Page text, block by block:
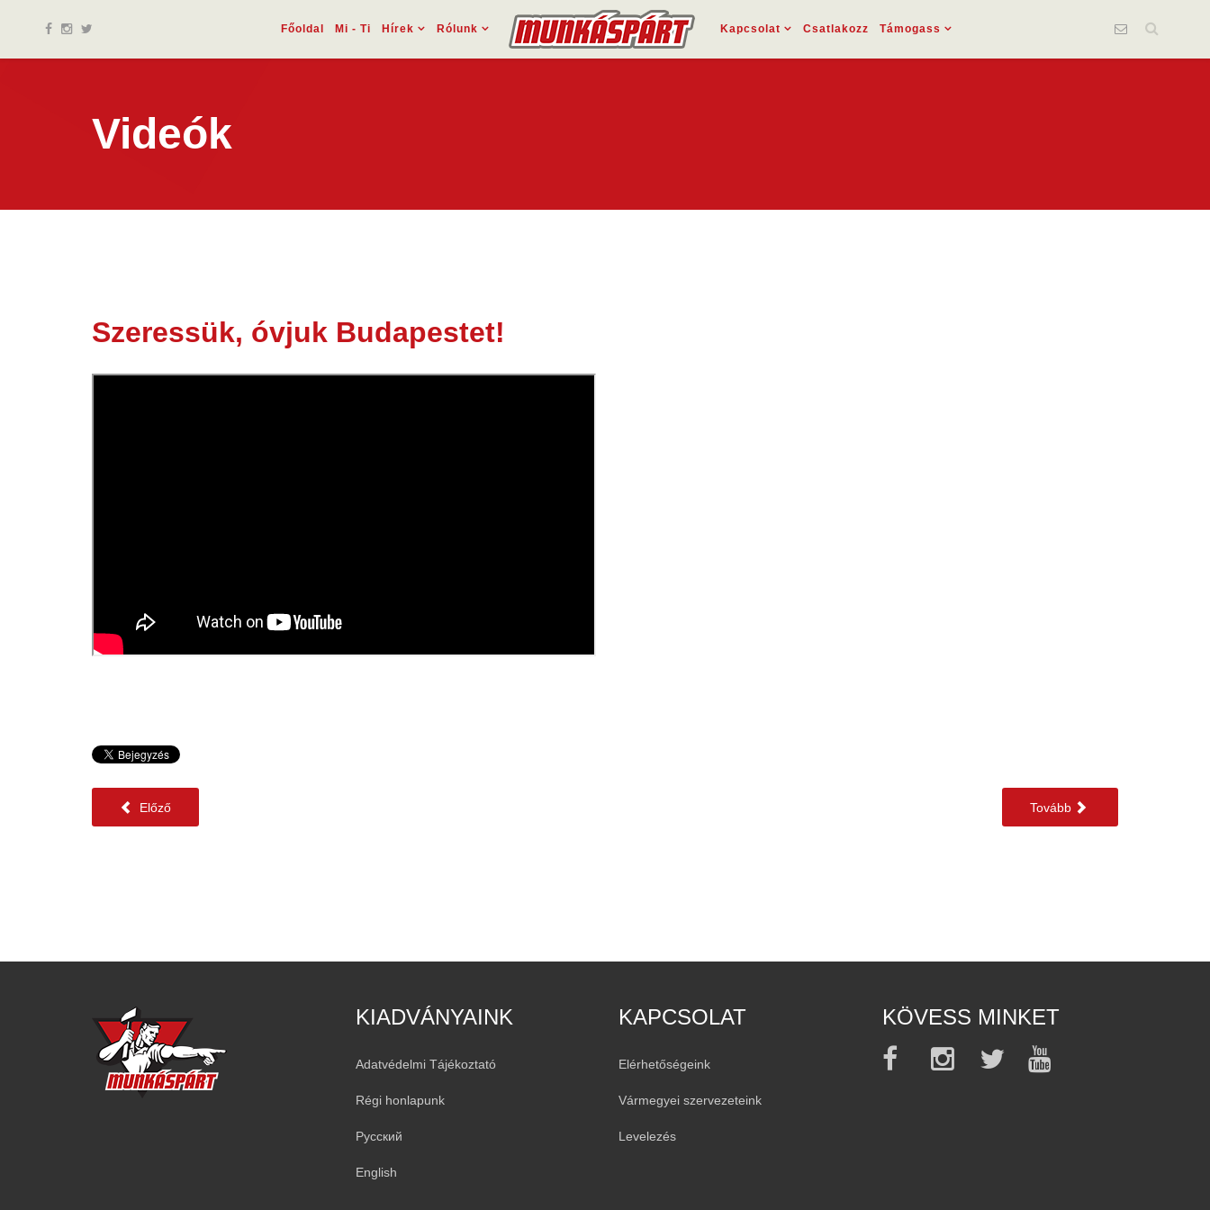
Főoldal Mi - Ti Hírek Rólunk Kapcsolat Csatlakozz Támogass
Videók
06 nov.
2023
Szeressük, óvjuk Budapestet!
Előző Tovább
KIADVÁNYAINK
Adatvédelmi Tájékoztató
Régi honlapunk
Русский
English
KAPCSOLAT
Elérhetőségeink
Vármegyei szervezeteink
Levelezés
KÖVESS MINKET